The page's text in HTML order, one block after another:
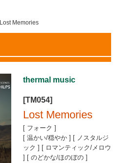
Lost Memories
thermal music
[TM054]
Lost Memories
[ フォーク ]
[ 温かい/穏やか ] [ ノスタルジ
ック ] [ ロマンティック/メロウ
] [ のどかな/ほのぼの ]